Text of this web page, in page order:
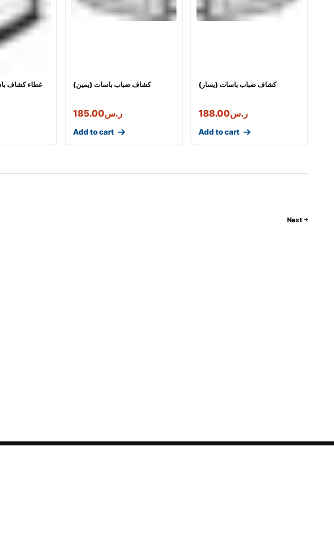
غطاء كشاف كشاف ضباب باسات (يمين)
ر.س185.00
Add to cart
كشاف ضباب باسات (يسار)
ر.س188.00
Add to cart
Next